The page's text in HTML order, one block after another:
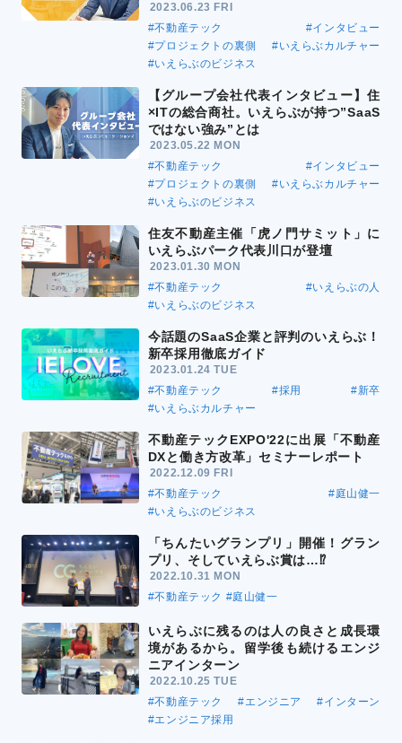
2023.06.23 FRI
#不動産テック
#インタビュー
#プロジェクトの裏側
#いえらぶカルチャー
#いえらぶのビジネス
【グループ会社代表インタビュー】住
×ITの総合商社。いえらぶが持つ”SaaS
ではない強み”とは
2023.05.22 MON
#不動産テック
#インタビュー
#プロジェクトの裏側
#いえらぶカルチャー
#いえらぶのビジネス
住友不動産主催「虎ノ門サミット」に
いえらぶパーク代表川口が登壇
2023.01.30 MON
#不動産テック
#いえらぶの人
#いえらぶのビジネス
今話題のSaaS企業と評判のいえらぶ！
新卒採用徹底ガイド
2023.01.24 TUE
#不動産テック
#採用
#新卒
#いえらぶカルチャー
不動産テックEXPO'22に出展「不動産
DXと働き方改革」セミナーレポート
2022.12.09 FRI
#不動産テック
#庭山健一
#いえらぶのビジネス
「ちんたいグランプリ」開催！グラン
プリ、そしていえらぶ賞は…⁉
2022.10.31 MON
#不動産テック #庭山健一
いえらぶに残るのは人の良さと成長環
境があるから。留学後も続けるエンジ
ニアインターン
2022.10.25 TUE
#不動産テック
#エンジニア
#インターン
#エンジニア採用